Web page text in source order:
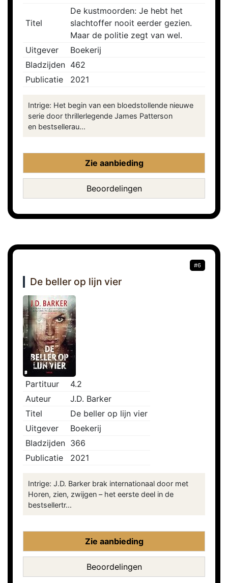
Titel
De kustmoorden: Je hebt het
slachtoffer nooit eerder gezien.
Maar de politie zegt van wel.
Uitgever
Boekerij
Bladzijden 462
Publicatie
2021
Intrige: Het begin van een bloedstollende nieuwe
serie door thrillerlegende James Patterson
en bestsellerau...
Zie aanbieding
Beoordelingen
#6
De beller op lijn vier
Partituur
4.2
Auteur
J.D. Barker
Titel
De beller op lijn vier
Uitgever
Boekerij
Bladzijden 366
Publicatie
2021
Intrige: J.D. Barker brak internationaal door met
Horen, zien, zwijgen – het eerste deel in de
bestsellertr...
Zie aanbieding
Beoordelingen